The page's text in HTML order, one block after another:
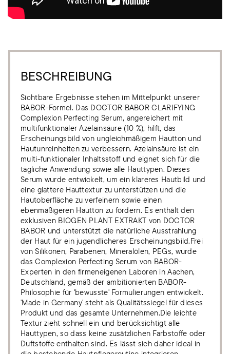
BESCHREIBUNG
Sichtbare Ergebnisse stehen im Mittelpunkt unserer
BABOR-Formel. Das DOCTOR BABOR CLARIFYING
Complexion Perfecting Serum, angereichert mit
multifunktionaler Azelainsäure (10 %), hilft, das
Erscheinungsbild von ungleichmäßigem Hautton und
Hautunreinheiten zu verbessern. Azelainsäure ist ein
multi-funktionaler Inhaltsstoff und eignet sich für die
tägliche Anwendung sowie alle Hauttypen. Dieses
Serum wurde entwickelt, um ein klareres Hautbild und
eine glattere Hauttextur zu unterstützen und die
Hautoberfläche zu verfeinern sowie einen
ebenmäßigeren Hautton zu fördern. Es enthält den
exklusiven BIOGEN PLANT EXTRAKT von DOCTOR
BABOR und unterstützt die natürliche Ausstrahlung
der Haut für ein jugendlicheres Erscheinungsbild.Frei
von Silikonen, Parabenen, Mineralölen, PEGs, wurde
das Complexion Perfecting Serum von BABOR-
Experten in den firmeneigenen Laboren in Aachen,
Deutschland, gemäß der ambitionierten BABOR-
Philosophie für 'bewusste' Formulierungen entwickelt.
'Made in Germany' steht als Qualitätssiegel für dieses
Produkt und das gesamte Unternehmen.Die leichte
Textur zieht schnell ein und berücksichtigt alle
Hauttypen, so dass keine zusätzlichen Farbstoffe oder
Duftstoffe enthalten sind. Es lässt sich daher ideal in